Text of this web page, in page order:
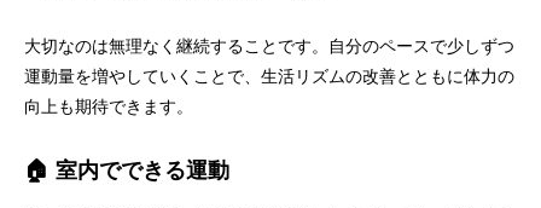
大切なのは無理なく継続することです。自分のペースで少しずつ
運動量を増やしていくことで、生活リズムの改善とともに体力の
向上も期待できます。
🏠 室内でできる運動